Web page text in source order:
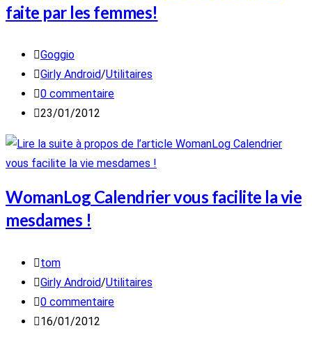
faite par les femmes!
Auteur/autrice
de
la
publication :
Goggio
Post
category:
Girly Android/Utilitaires
Commentaires
de
publication :
0 commentaire
Publication
23/01/2012
WomanLog Calendrier vous facilite la vie
mesdames !
Auteur/autrice
de
la
publication :
tom
Post
category:
Girly Android/Utilitaires
Commentaires
de
0 commentaire
Publication
16/01/2012